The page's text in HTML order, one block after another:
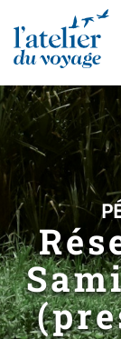
Panneau de